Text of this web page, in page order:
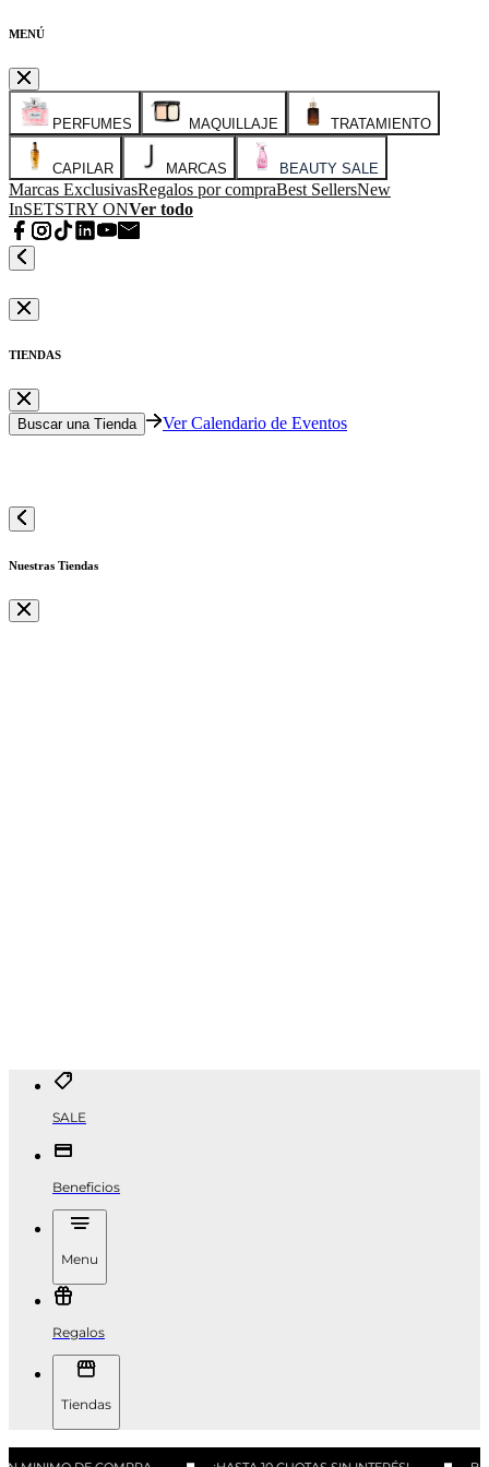
MENÚ
PERFUMES MAQUILLAJE TRATAMIENTO
CAPILAR MARCAS BEAUTY SALE
Marcas ExclusivasRegalos por compraBest SellersNew
InSETSTRY ONVer todo
TIENDAS
Buscar una Tienda Ver Calendario de Eventos
Nuestras Tiendas
SALE
Beneficios
Menu
Regalos
Tiendas